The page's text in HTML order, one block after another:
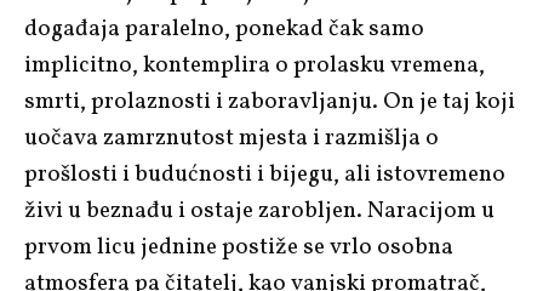
događaja paralelno, ponekad čak samo
implicitno, kontemplira o prolasku vremena,
smrti, prolaznosti i zaboravljanju. On je taj koji
uočava zamrznutost mjesta i razmišlja o
prošlosti i budućnosti i bijegu, ali istovremeno
živi u beznađu i ostaje zarobljen. Naracijom u
prvom licu jednine postiže se vrlo osobna
atmosfera pa čitatelj, kao vanjski promatrač,